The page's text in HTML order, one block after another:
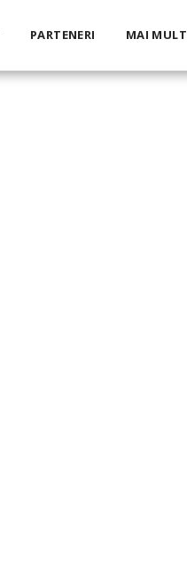
PARTENERI MAI MULT